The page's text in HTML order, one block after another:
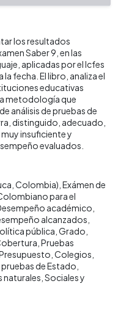
los resultados
Saber 9, en las
aplicadas por el Icfes
fecha. El libro, analiza el
educativas
metodología que
análisis de pruebas de
distinguido, adecuado,
insuficiente y
evaluados.
Colombia) Exámen de
para el
académico
alcanzados
pública Grado
Pruebas
Colegios
pruebas de Estado
naturales Sociales y